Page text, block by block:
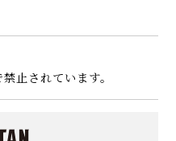
止されています。